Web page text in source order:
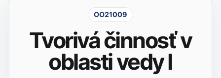
OO21009
Tvorivá činnosť v
oblasti vedy I